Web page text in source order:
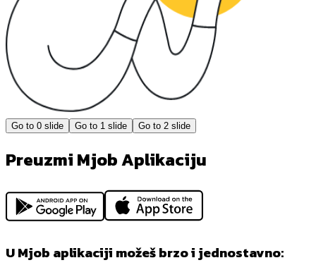
Go to 0 slide Go to 1 slide Go to 2 slide
Preuzmi Mjob Aplikaciju
U Mjob aplikaciji možeš brzo i jednostavno: